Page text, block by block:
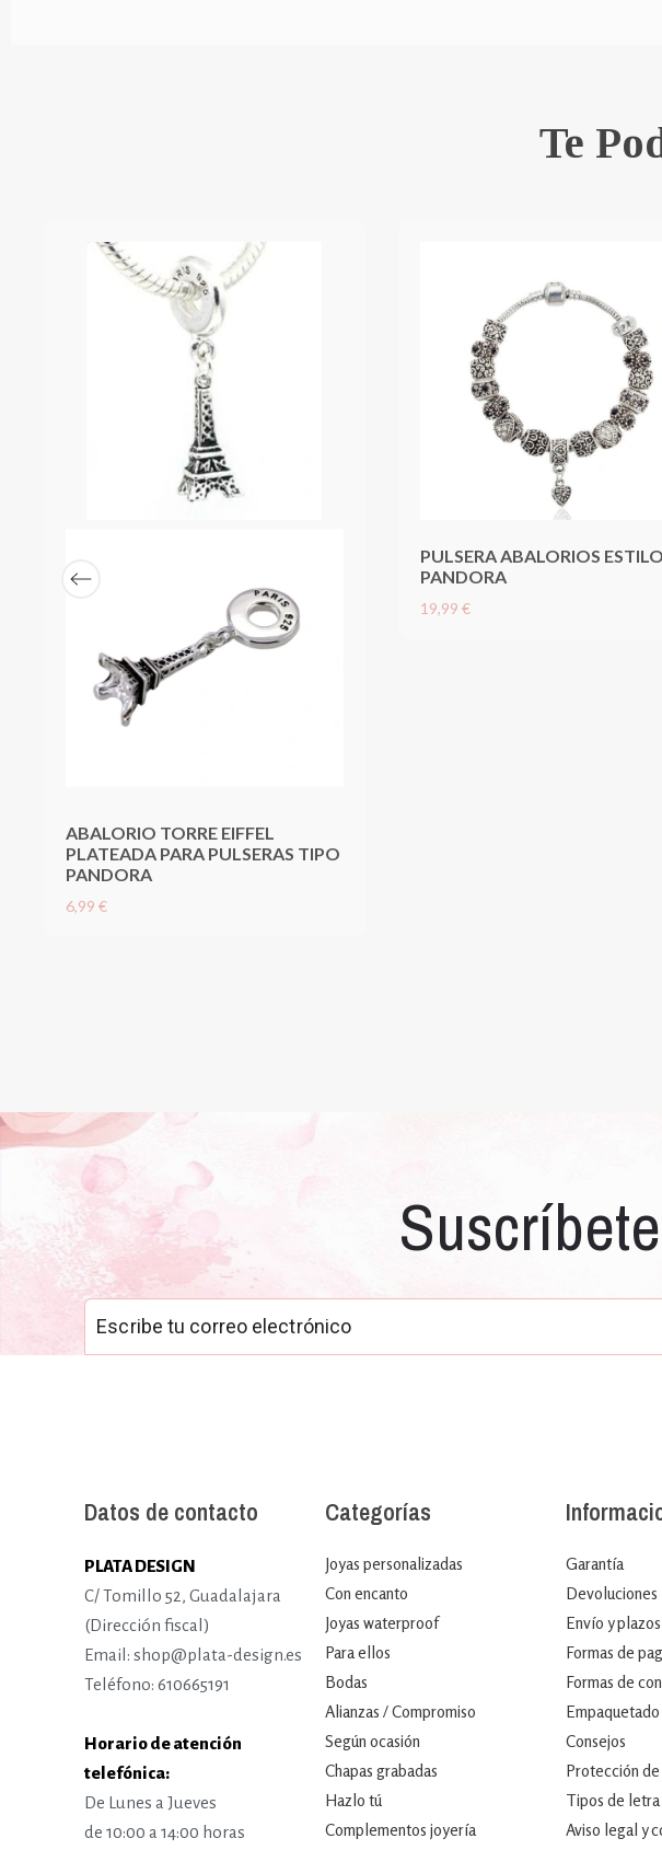
Te
ABALORIO TORRE EIFFEL
PLATEADA PARA PULSERAS TIPO
PANDORA
6,99 €
PULSERA ABALORIOS ESTILO
PANDORA
19,99 €
Datos de contacto
PLATA DESIGN
C/ Tomillo 52, Guadalajara
(Dirección fiscal)
Email: shop@plata-design.es
Teléfono: 610665191
Horario de atención
telefónica:
De Lunes a Jueves
de 10:00 a 14:00 horas
Categorías
Joyas personalizadas
Con encanto
Joyas waterproof
Para ellos
Bodas
Alianzas / Compromiso
Según ocasión
Chapas grabadas
Hazlo tú
Complementos joyería
Garantía
Devoluciones
Envío y plazos
Formas de
Formas de
Empaquetado
Consejos
Protección
Tipos de letra
Aviso legal y